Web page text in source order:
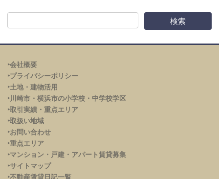
‣会社概要
‣プライバシーポリシー
‣土地・建物活用
‣川崎市・横浜市の小学校・中学校学区
‣取引実績・重点エリア
‣取扱い地域
‣お問い合わせ
‣重点エリア
‣マンション・戸建・アパート賃貸募集
‣サイトマップ
‣不動産賃貸日記一覧